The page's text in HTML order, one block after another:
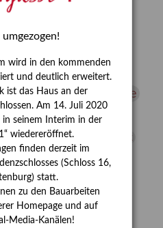
"Berliner Blätter"
Lindenau
Enteignung
estrusker Exlibris
Festrede Florenz Fotografie
und heute
Preis
Gerhard Kurt Müller
Mythologie
Heinrich Kirchhoff Heldinnen
Italien Jahresempfang
Jubiläum
Korkmodelle Kunst
Kunst von Kühl
wird in den kommenden
und deutlich erweitert.
ist das Haus an der
Am 14. Juli 2020
seinem Interim in der
wiedereröffnet.
finden derzeit im
(Schloss 16,
statt.
zu den Bauarbeiten
Homepage und auf
Media-Kanälen!